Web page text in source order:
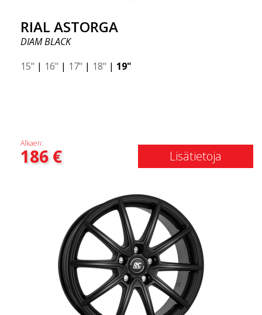
RIAL ASTORGA
DIAM BLACK
15" | 16" | 17" | 18" | 19"
Alkaen:
186€ Lisätietoja